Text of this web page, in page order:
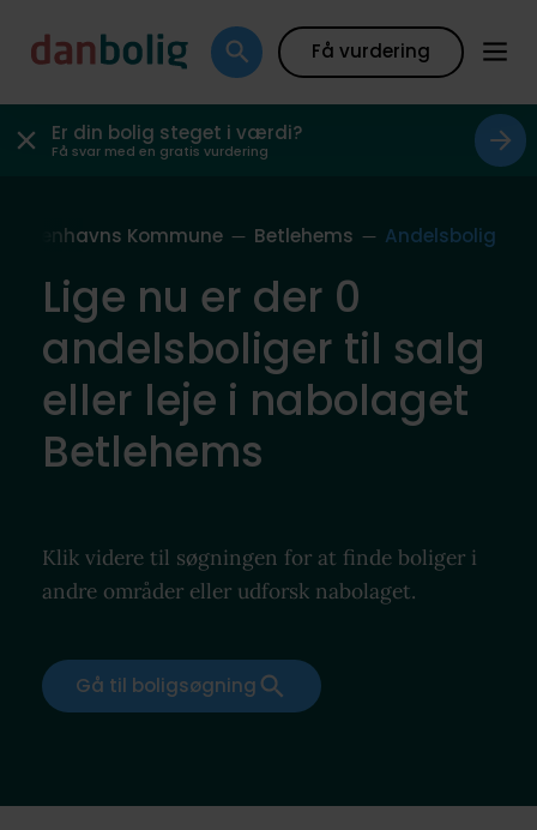
Få vurdering
Er din bolig steget i værdi?
Få svar med en gratis vurdering
Københavns Kommune Betlehems Andelsbolig
Lige nu er der 0
andelsboliger til salg
eller leje i nabolaget
Betlehems
Klik videre til søgningen for at finde boliger i
andre områder eller udforsk nabolaget.
Gå til boligsøgning